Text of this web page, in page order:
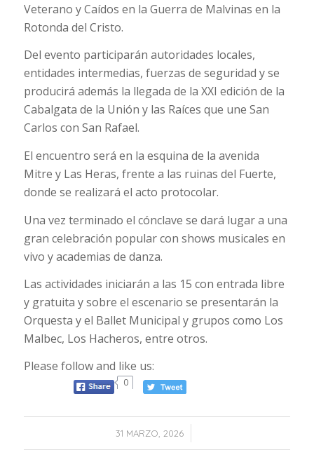
Veterano y Caídos en la Guerra de Malvinas en la
Rotonda del Cristo.
Del evento participarán autoridades locales,
entidades intermedias, fuerzas de seguridad y se
producirá además la llegada de la XXI edición de la
Cabalgata de la Unión y las Raíces que une San
Carlos con San Rafael.
El encuentro será en la esquina de la avenida
Mitre y Las Heras, frente a las ruinas del Fuerte,
donde se realizará el acto protocolar.
Una vez terminado el cónclave se dará lugar a una
gran celebración popular con shows musicales en
vivo y academias de danza.
Las actividades iniciarán a las 15 con entrada libre
y gratuita y sobre el escenario se presentarán la
Orquesta y el Ballet Municipal y grupos como Los
Malbec, Los Hacheros, entre otros.
Please follow and like us:
0
31 MARZO, 2026
/